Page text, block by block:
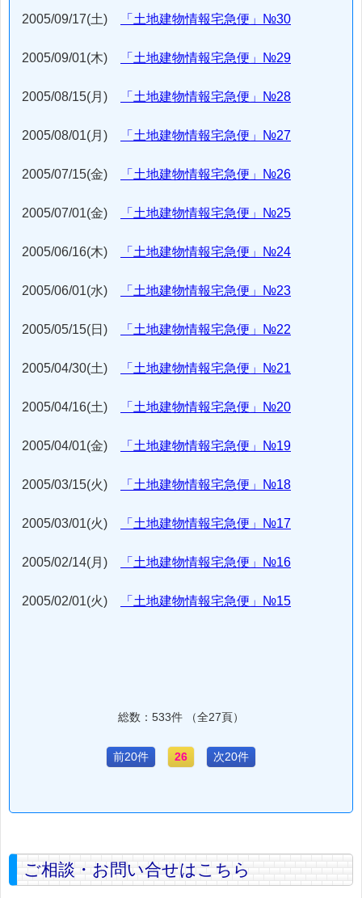
2005/09/17(土) 「土地建物情報宅急便」№30
2005/09/01(木) 「土地建物情報宅急便」№29
2005/08/15(月) 「土地建物情報宅急便」№28
2005/08/01(月) 「土地建物情報宅急便」№27
2005/07/15(金) 「土地建物情報宅急便」№26
2005/07/01(金) 「土地建物情報宅急便」№25
2005/06/16(木) 「土地建物情報宅急便」№24
2005/06/01(水) 「土地建物情報宅急便」№23
2005/05/15(日) 「土地建物情報宅急便」№22
2005/04/30(土) 「土地建物情報宅急便」№21
2005/04/16(土) 「土地建物情報宅急便」№20
2005/04/01(金) 「土地建物情報宅急便」№19
2005/03/15(火) 「土地建物情報宅急便」№18
2005/03/01(火) 「土地建物情報宅急便」№17
2005/02/14(月) 「土地建物情報宅急便」№16
2005/02/01(火) 「土地建物情報宅急便」№15
総数：533件 （全27頁）
前20件 26 次20件
ご相談・お問い合せはこちら